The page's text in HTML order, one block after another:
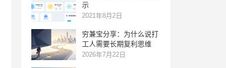
示
2021年8月2日
穷兼宝分享：为什么说打
工人需要长期复利思维
2026年7月22日